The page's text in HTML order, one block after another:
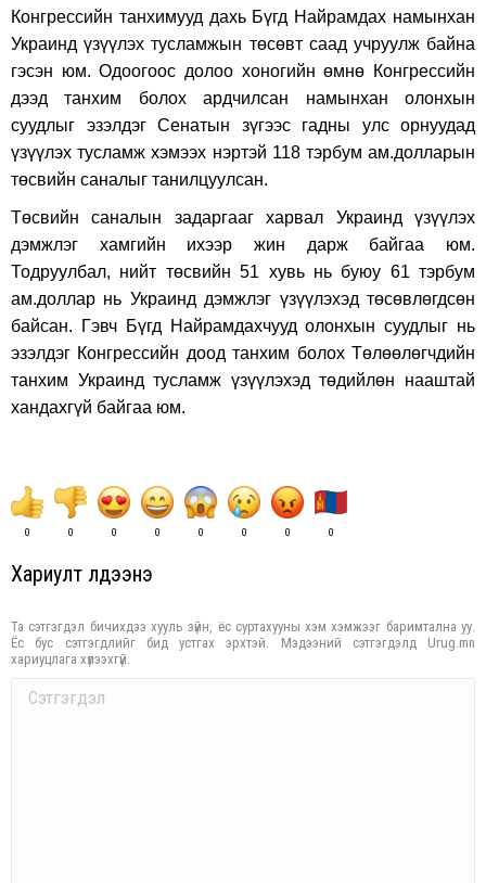
Конгрессийн танхимууд дахь Бүгд Найрамдах намынхан
Украинд үзүүлэх тусламжын төсөвт саад учруулж байна
гэсэн юм. Одоогоос долоо хоногийн өмнө Конгрессийн
дээд танхим болох ардчилсан намынхан олонхын
суудлыг эзэлдэг Сенатын зүгээс гадны улс орнуудад
үзүүлэх тусламж хэмээх нэртэй 118 тэрбум ам.долларын
төсвийн саналыг танилцуулсан.
Төсвийн саналын задаргааг харвал Украинд үзүүлэх
дэмжлэг хамгийн ихээр жин дарж байгаа юм.
Тодруулбал, нийт төсвийн 51 хувь нь буюу 61 тэрбум
ам.доллар нь Украинд дэмжлэг үзүүлэхэд төсөвлөгдсөн
байсан. Гэвч Бүгд Найрамдахчууд олонхын суудлыг нь
эзэлдэг Конгрессийн доод танхим болох Төлөөлөгчдийн
танхим Украинд тусламж үзүүлэхэд төдийлөн нааштай
хандахгүй байгаа юм.
0 0 0 0 0 0 0 0
Хариулт үлдээнэ үү
Та сэтгэгдэл бичихдээ хууль зүйн, ёс суртахууны хэм хэмжээг баримтална уу.
Ёс бус сэтгэгдлийг бид устгах эрхтэй. Мэдээний сэтгэгдэлд Urug.mn
хариуцлага хүлээхгүй.
Comment